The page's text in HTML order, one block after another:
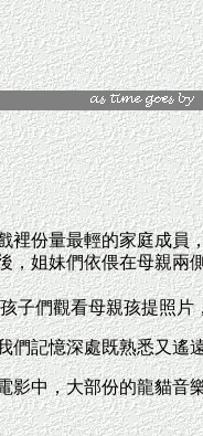
裡份量最輕的家庭成
，姐妹們依偎在母親兩
子們觀看母親孩提照
們記憶深處既熟悉又遙
中，大部份的龍貓